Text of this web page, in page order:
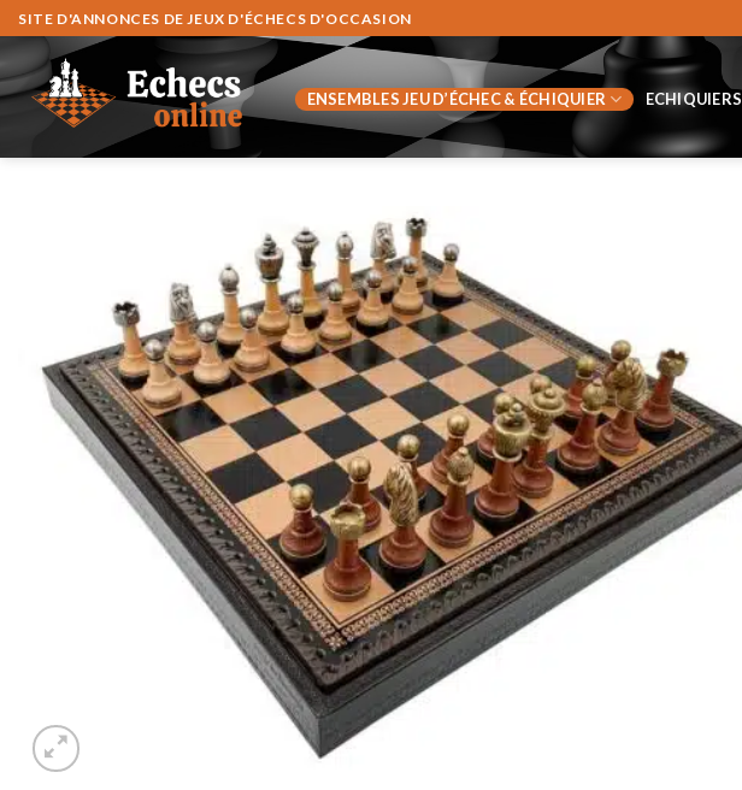
Zum
Inhalt
springen
SITE D'ANNONCES DE JEUX D'ÉCHECS D'OCCASION
ENSEMBLES JEU D’ÉCHEC & ÉCHIQUIER ECHIQUIERS